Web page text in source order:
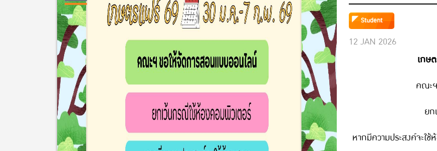
Student
12 JAN 2026
เกษ
คณะ
ย
หากมีความประสงค์จะใ